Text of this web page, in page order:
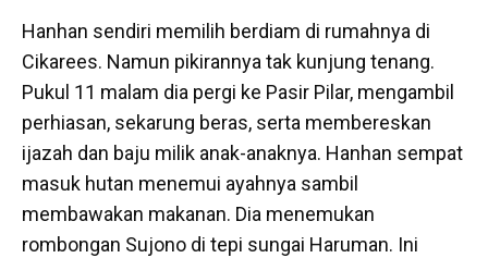
Hanhan sendiri memilih berdiam di rumahnya di
Cikarees. Namun pikirannya tak kunjung tenang.
Pukul 11 malam dia pergi ke Pasir Pilar, mengambil
perhiasan, sekarung beras, serta membereskan
ijazah dan baju milik anak-anaknya. Hanhan sempat
masuk hutan menemui ayahnya sambil
membawakan makanan. Dia menemukan
rombongan Sujono di tepi sungai Haruman. Ini